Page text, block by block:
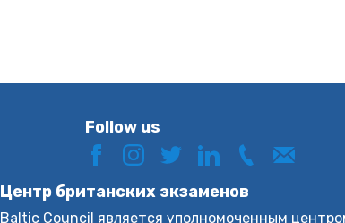
Follow us
Центр британских экзаменов
Baltic Council является уполномоченным